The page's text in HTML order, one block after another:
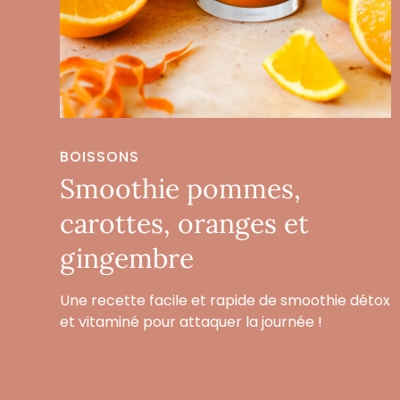
BOISSONS
Smoothie pommes,
carottes, oranges et
gingembre
Une recette facile et rapide de smoothie détox
et vitaminé pour attaquer la journée !